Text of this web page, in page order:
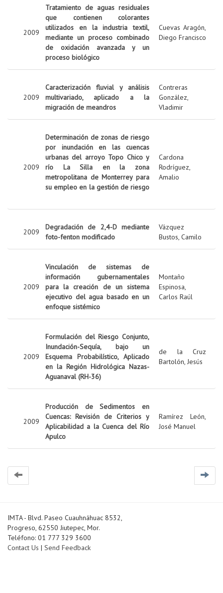
2009
Tratamiento de aguas residuales
que contienen colorantes
utilizados en la industria textil,
mediante un proceso combinado
de oxidación avanzada y un
proceso biológico
Cuevas Aragón,
Diego Francisco
2009
Caracterización fluvial y análisis
multivariado, aplicado a la
migración de meandros
Contreras
González,
Vladimir
2009
Determinación de zonas de riesgo
por inundación en las cuencas
urbanas del arroyo Topo Chico y
río La Silla en la zona
metropolitana de Monterrey para
su empleo en la gestión de riesgo
Cardona
Rodríguez,
Amalio
2009
Degradación de 2,4-D mediante
foto-fenton modificado
Vázquez
Bustos, Camilo
2009
Vinculación de sistemas de
información gubernamentales
para la creación de un sistema
ejecutivo del agua basado en un
enfoque sistémico
Montaño
Espinosa,
Carlos Raúl
2009
Formulación del Riesgo Conjunto,
Inundación-Sequía, bajo un
Esquema Probabilístico, Aplicado
en la Región Hidrológica Nazas-
Aguanaval (RH-36)
de la Cruz
Bartolón, Jesús
2009
Producción de Sedimentos en
Cuencas: Revisión de Criterios y
Aplicabilidad a la Cuenca del Río
Apulco
Ramírez León,
José Manuel
IMTA - Blvd. Paseo Cuauhnáhuac 8532,
Progreso, 62550 Jiutepec, Mor.
Teléfono: 01 777 329 3600
Contact Us | Send Feedback